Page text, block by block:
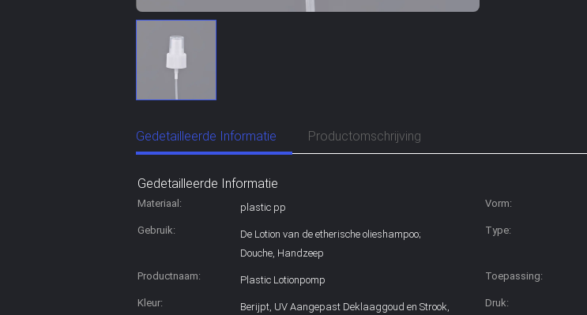
Gedetailleerde Informatie Productomschrijving
Gedetailleerde Informatie
Materiaal: plastic pp Vorm:
Gebruik:
De Lotion van de etherische olieshampoo;
Douche, Handzeep
Type:
Productnaam: Plastic Lotionpomp Toepassing:
Kleur:
Berijpt, UV Aangepast Deklaaggoud en Strook, Druk: